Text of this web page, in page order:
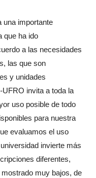
una importante
que ha ido
a las necesidades
las que son
y unidades
invita a toda la
uso posible de todo
para nuestra
evaluamos el uso
invierte más
diferentes,
muy bajos, de